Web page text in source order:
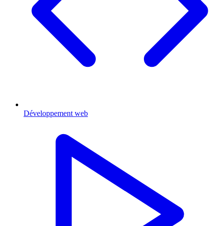
Développement web